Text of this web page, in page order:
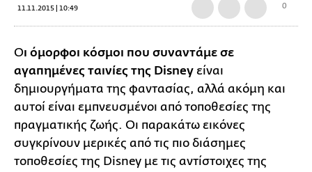
11.11.2015 | 10:49 0
Οι όμορφοι κόσμοι που συναντάμε σε
αγαπημένες ταινίες της Disney είναι
δημιουργήματα της φαντασίας, αλλά ακόμη και
αυτοί είναι εμπνευσμένοι από τοποθεσίες της
πραγματικής ζωής. Οι παρακάτω εικόνες
συγκρίνουν μερικές από τις πιο διάσημες
τοποθεσίες της Disney με τις αντίστοιχες της